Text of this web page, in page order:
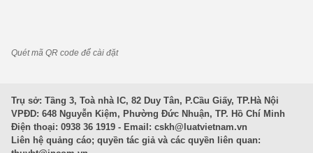
Quét mã QR code để cài đặt
Trụ sở: Tầng 3, Toà nhà IC, 82 Duy Tân, P.Cầu Giấy, TP.Hà Nội
VPĐD: 648 Nguyễn Kiệm, Phường Đức Nhuận, TP. Hồ Chí Minh
Điện thoại: 0938 36 1919 - Email: cskh@luatvietnam.vn
Liên hệ quảng cáo; quyền tác giả và các quyền liên quan: